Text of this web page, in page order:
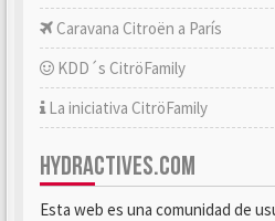
Caravana Citroën a París
KDD´s CitröFamily
La iniciativa CitröFamily
HYDRACTIVES.COM
Esta web es una comunidad de